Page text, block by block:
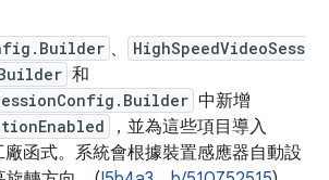
、
HighSpeedVideoSess
和
中新增
，並為這些項目導入
廠函式。系統會根據裝置感應器自動設